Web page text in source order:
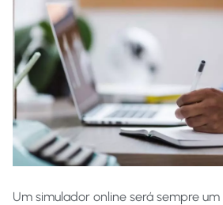
Um simulador online será sempre um